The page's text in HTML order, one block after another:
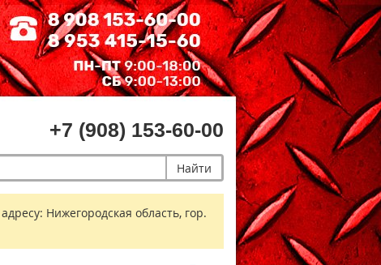
+7 (908) 153-60-00
Найти
Нижегородская область, гор.